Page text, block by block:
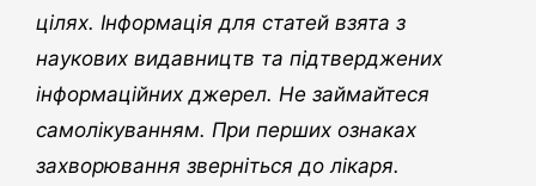
цілях. Інформація для статей взята з
наукових видавництв та підтверджених
інформаційних джерел. Не займайтеся
самолікуванням. При перших ознаках
захворювання зверніться до лікаря.